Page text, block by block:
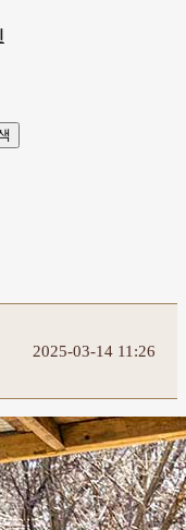
2025-03-14 11:26